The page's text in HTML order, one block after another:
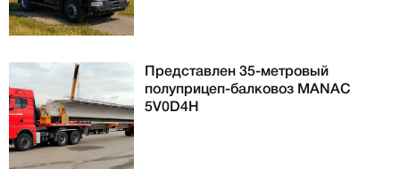
Представлен 35-метровый
полуприцеп-балковоз MANAC
5V0D4H